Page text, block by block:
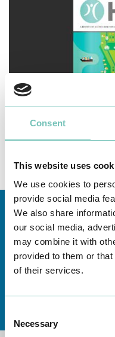
Consent
This website uses
We use cookies to
provide social media
We also share
our social media,
may combine it with
provided to them or
of their services.
Selection
Necessary
Conheça todas